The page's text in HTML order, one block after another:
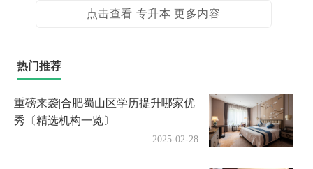
点击查看 专升本 更多内容
热门推荐
重磅来袭|合肥蜀山区学历提升哪家优
秀〔精选机构一览〕
2025-02-28